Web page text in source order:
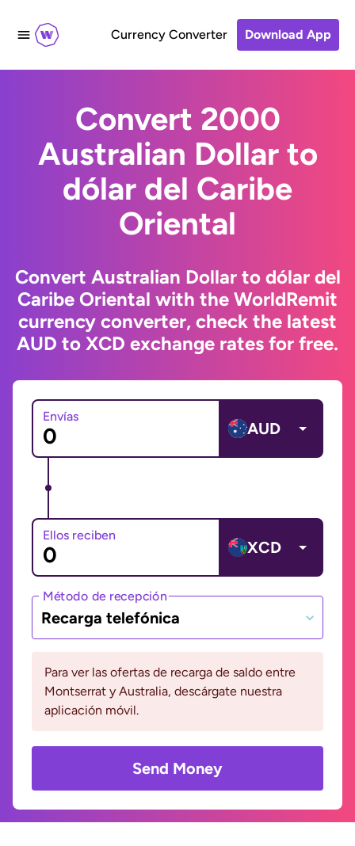
Currency Converter Download App
Convert 2000
Australian Dollar to
dólar del Caribe
Oriental
Convert Australian Dollar to dólar del
Caribe Oriental with the WorldRemit
currency converter, check the latest
AUD to XCD exchange rates for free.
Envías
AUD
Ellos reciben
XCD
Método de recepción
Recarga telefónica
Para ver las ofertas de recarga de saldo entre
Montserrat y Australia, descárgate nuestra
aplicación móvil.
Send Money